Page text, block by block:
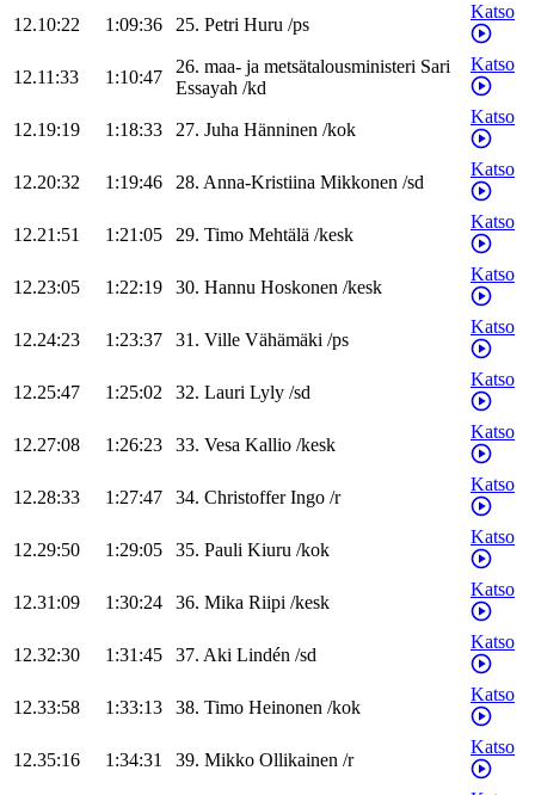
12.10:22 1:09:36 25. Petri Huru /ps
Katso
12.11:33 1:10:47
26. maa- ja metsätalousministeri Sari
Essayah /kd
Katso
12.19:19 1:18:33 27. Juha Hänninen /kok
Katso
12.20:32 1:19:46 28. Anna-Kristiina Mikkonen /sd
Katso
12.21:51 1:21:05 29. Timo Mehtälä /kesk
Katso
12.23:05 1:22:19 30. Hannu Hoskonen /kesk
Katso
12.24:23 1:23:37 31. Ville Vähämäki /ps
Katso
12.25:47 1:25:02 32. Lauri Lyly /sd
Katso
12.27:08 1:26:23 33. Vesa Kallio /kesk
Katso
12.28:33 1:27:47 34. Christoffer Ingo /r
Katso
12.29:50 1:29:05 35. Pauli Kiuru /kok
Katso
12.31:09 1:30:24 36. Mika Riipi /kesk
Katso
12.32:30 1:31:45 37. Aki Lindén /sd
Katso
12.33:58 1:33:13 38. Timo Heinonen /kok
Katso
12.35:16 1:34:31 39. Mikko Ollikainen /r
Katso